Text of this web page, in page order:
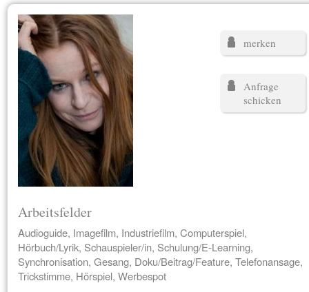
merken
Anfrage
schicken
Arbeitsfelder
Audioguide, Imagefilm, Industriefilm, Computerspiel,
Hörbuch/Lyrik, Schauspieler/in, Schulung/E-Learning,
Synchronisation, Gesang, Doku/Beitrag/Feature, Telefonansage,
Trickstimme, Hörspiel, Werbespot